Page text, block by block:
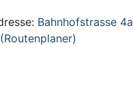
Bahnhofstrasse